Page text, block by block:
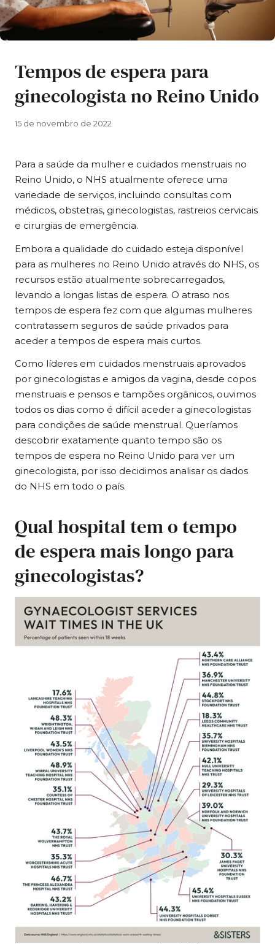
Tempos de espera para
ginecologista no Reino Unido
15 de novembro de 2022
Para a saúde da mulher e cuidados menstruais no
Reino Unido, o NHS atualmente oferece uma
variedade de serviços, incluindo consultas com
médicos, obstetras, ginecologistas, rastreios cervicais
e cirurgias de emergência.
Embora a qualidade do cuidado esteja disponível
para as mulheres no Reino Unido através do NHS, os
recursos estão atualmente sobrecarregados,
levando a longas listas de espera. O atraso nos
tempos de espera fez com que algumas mulheres
contratassem seguros de saúde privados para
aceder a tempos de espera mais curtos.
Como líderes em cuidados menstruais aprovados
por ginecologistas e amigos da vagina, desde copos
menstruais e pensos e tampões orgânicos, ouvimos
todos os dias como é difícil aceder a ginecologistas
para condições de saúde menstrual. Queríamos
descobrir exatamente quanto tempo são os
tempos de espera no Reino Unido para ver um
ginecologista, por isso decidimos analisar os dados
do NHS em todo o país.
Qual hospital tem o tempo
de espera mais longo para
ginecologistas?